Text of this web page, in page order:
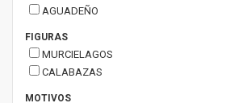
AGUADEÑO
FIGURAS
MURCIELAGOS
CALABAZAS
MOTIVOS